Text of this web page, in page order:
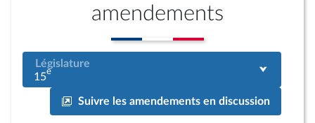
amendements
Législature
15e
Suivre les amendements en discussion